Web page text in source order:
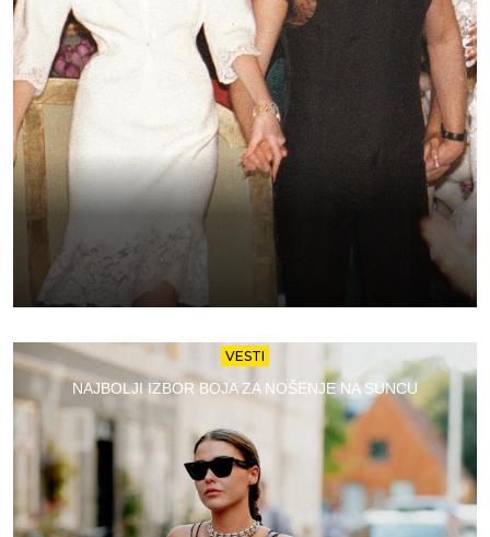
VESTI
NAJBOLJI IZBOR BOJA ZA NOŠENJE NA SUNCU